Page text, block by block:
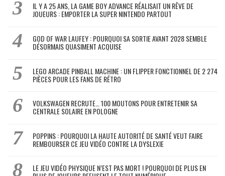
IL Y A 25 ANS, LA GAME BOY ADVANCE RÉALISAIT UN RÊVE DE
JOUEURS : EMPORTER LA SUPER NINTENDO PARTOUT
GOD OF WAR LAUFEY : POURQUOI SA SORTIE AVANT 2028 SEMBLE
DÉSORMAIS QUASIMENT ACQUISE
LEGO ARCADE PINBALL MACHINE : UN FLIPPER FONCTIONNEL DE 2 274
PIÈCES POUR LES FANS DE RÉTRO
VOLKSWAGEN RECRUTE… 100 MOUTONS POUR ENTRETENIR SA
CENTRALE SOLAIRE EN POLOGNE
POPPINS : POURQUOI LA HAUTE AUTORITÉ DE SANTÉ VEUT FAIRE
REMBOURSER CE JEU VIDÉO CONTRE LA DYSLEXIE
LE JEU VIDÉO PHYSIQUE N’EST PAS MORT ! POURQUOI DE PLUS EN